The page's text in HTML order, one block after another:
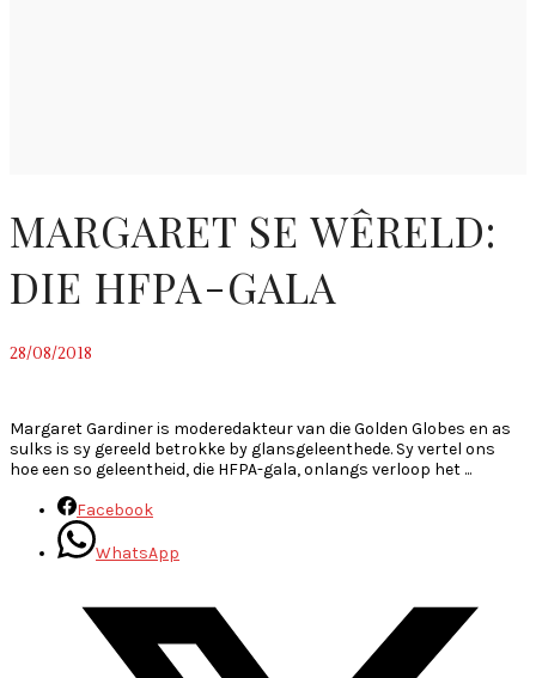
MARGARET SE WÊRELD:
DIE HFPA-GALA
28/08/2018
Margaret Gardiner is moderedakteur van die Golden Globes en as
sulks is sy gereeld betrokke by glansgeleenthede. Sy vertel ons
hoe een so geleentheid, die HFPA-gala, onlangs verloop het ...
Facebook
WhatsApp